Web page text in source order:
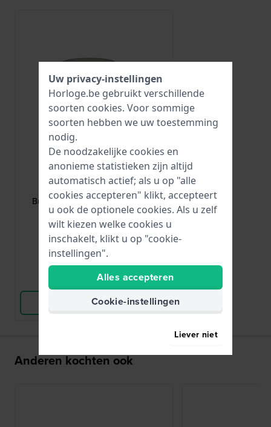
HWG
BUCKLE-18-S
Buckle Zilverkleurige gesp 18mm
€ 1,95
● Op voorraad
Vergelijk
Bekijk Product
Anderen kochten ook
Uw privacy-instellingen
Horloge.be gebruikt verschillende
soorten cookies. Voor sommige
soorten hebben we uw toestemming
nodig.
De noodzakelijke cookies en
anonieme statistieken zijn altijd
automatisch actief; als u op "alle
cookies accepteren" klikt, accepteert
u ook de optionele cookies. Als u zelf
wilt kiezen welke cookies u
inschakelt, klikt u op "cookie-
instellingen".
Alles accepteren
Cookie-instellingen
Liever niet